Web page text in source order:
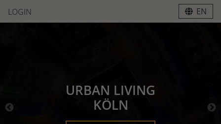
LOGIN EN
URBAN LIVING
KÖLN